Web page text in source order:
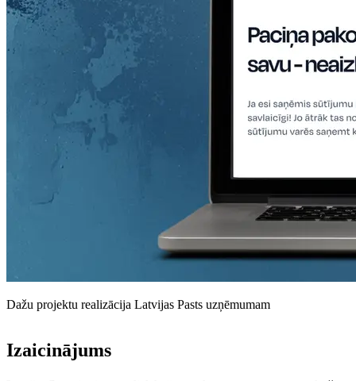
Dažu projektu realizācija Latvijas Pasts uzņēmumam
Izaicinājums